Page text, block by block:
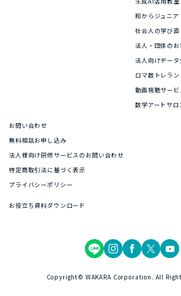
和からジュニア
社会人の学び直
法人・団体のお
法人向けデー
ロマ数トレラン
動画視聴サービ
数学アートサロ
お問い合わせ
無料相談お申し込み
法人様向け研修サービスのお問い合わせ
特定商取引法に基づく表示
プライバシーポリシー
お役立ち資料ダウンロード
Copyright© WAKARA Corporation. All